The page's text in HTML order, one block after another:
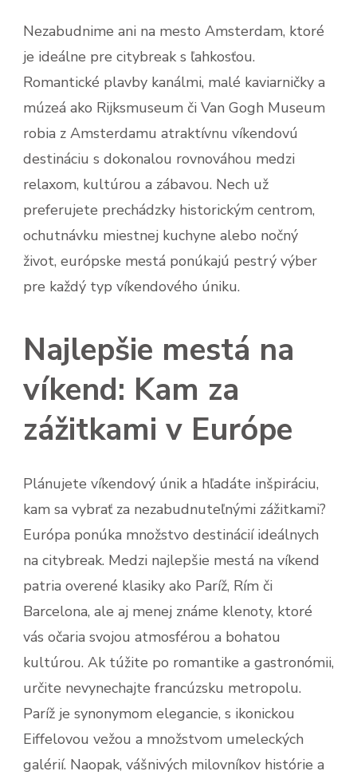
Nezabudnime ani na mesto Amsterdam, ktoré
je ideálne pre citybreak s ľahkosťou.
Romantické plavby kanálmi, malé kaviarničky a
múzeá ako Rijksmuseum či Van Gogh Museum
robia z Amsterdamu atraktívnu víkendovú
destináciu s dokonalou rovnováhou medzi
relaxom, kultúrou a zábavou. Nech už
preferujete prechádzky historickým centrom,
ochutnávku miestnej kuchyne alebo nočný
život, európske mestá ponúkajú pestrý výber
pre každý typ víkendového úniku.
Najlepšie mestá na
víkend: Kam za
zážitkami v Európe
Plánujete víkendový únik a hľadáte inšpiráciu,
kam sa vybrať za nezabudnuteľnými zážitkami?
Európa ponúka množstvo destinácií ideálnych
na citybreak. Medzi najlepšie mestá na víkend
patria overené klasiky ako Paríž, Rím či
Barcelona, ale aj menej známe klenoty, ktoré
vás očaria svojou atmosférou a bohatou
kultúrou. Ak túžite po romantike a gastronómii,
určite nevynechajte francúzsku metropolu.
Paríž je synonymom elegancie, s ikonickou
Eiffelovou vežou a množstvom umeleckých
galérií. Naopak, vášnivých milovníkov histórie a